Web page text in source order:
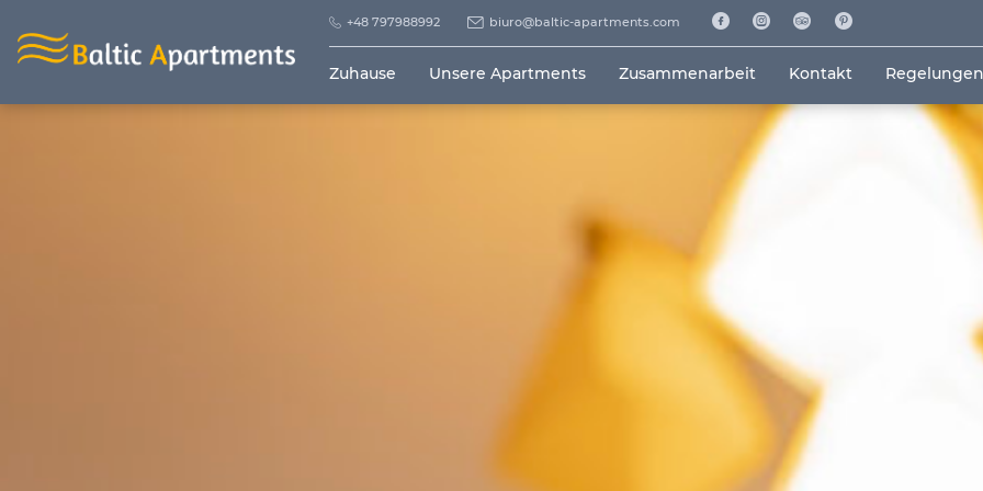
+48 797988992 biuro@baltic-apartments.com
Zuhause Unsere Apartments Zusammenarbeit Kontakt